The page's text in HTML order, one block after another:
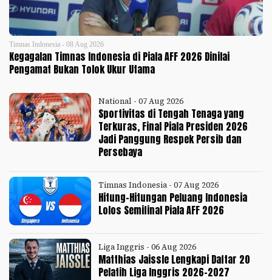
Timnas Indonesia - 08 Aug 2026
Kegagalan Timnas Indonesia di Piala AFF 2026 Dinilai
Pengamat Bukan Tolok Ukur Utama
National - 07 Aug 2026
Sportivitas di Tengah Tenaga yang
Terkuras, Final Piala Presiden 2026
Jadi Panggung Respek Persib dan
Persebaya
Timnas Indonesia - 07 Aug 2026
Hitung-Hitungan Peluang Indonesia
Lolos Semifinal Piala AFF 2026
Liga Inggris - 06 Aug 2026
Matthias Jaissle Lengkapi Daftar 20
Pelatih Liga Inggris 2026-2027